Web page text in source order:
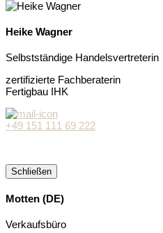
Heike Wagner
Selbstständige Handelsvertreterin
zertifizierte Fachberaterin
Fertigbau IHK
+49 151 111 69 222
Schließen
Motten (DE)
Verkaufsbüro